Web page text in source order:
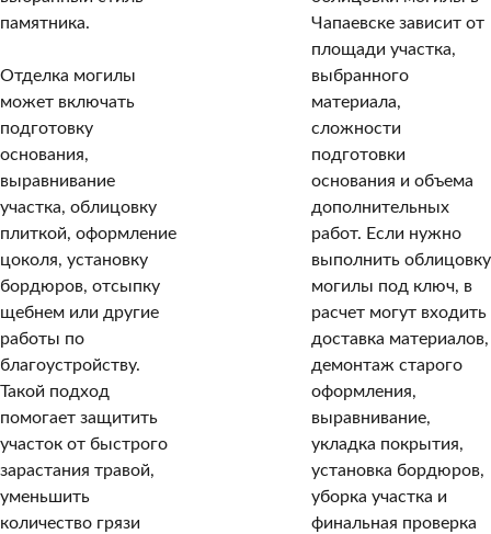
памятника.
Отделка могилы
может включать
подготовку
основания,
выравнивание
участка, облицовку
плиткой, оформление
цоколя, установку
бордюров, отсыпку
щебнем или другие
работы по
благоустройству.
Такой подход
помогает защитить
участок от быстрого
зарастания травой,
уменьшить
количество грязи
Чапаевске зависит от
площади участка,
выбранного
материала,
сложности
подготовки
основания и объема
дополнительных
работ. Если нужно
выполнить облицовку
могилы под ключ, в
расчет могут входить
доставка материалов,
демонтаж старого
оформления,
выравнивание,
укладка покрытия,
установка бордюров,
уборка участка и
финальная проверка